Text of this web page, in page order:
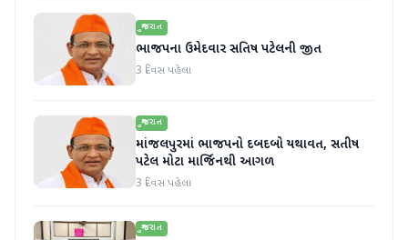
ગુજરાત
ભાજપના ઉમેદવાર સતિષ પટેલની જીત
3 દિવસ પહેલા
ગુજરાત
માંજલપુરમાં ભાજપનો દબદબો યથાવત, સતીષ
પટેલ મોટા માર્જિનથી આગળ
3 દિવસ પહેલા
ગુજરાત